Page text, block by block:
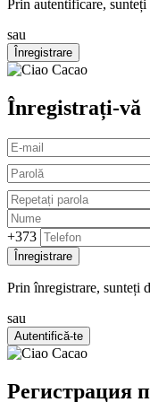
Prin autentificare, sunteți
sau
Înregistrare
Înregistrați-vă
+373
Înregistrare
Prin înregistrare, sunteți
sau
Autentifică-te
Регистрация